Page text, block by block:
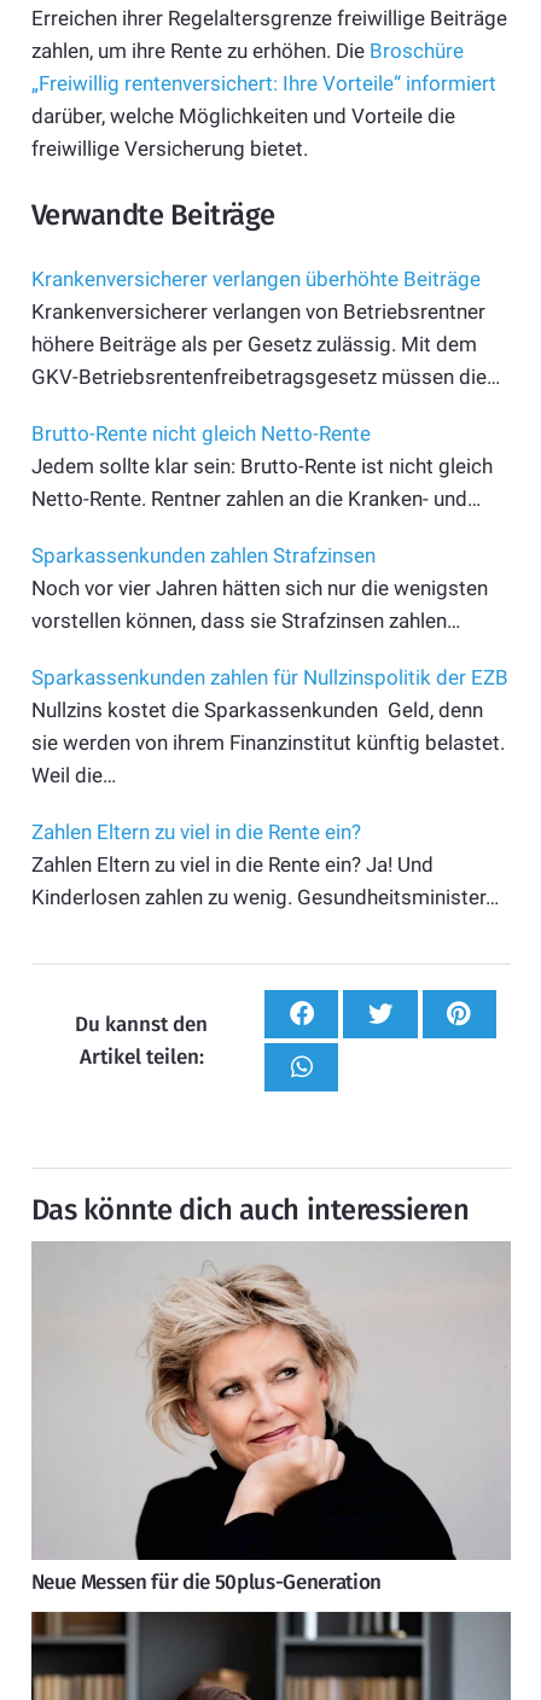
Erreichen ihrer Regelaltersgrenze freiwillige Beiträge
zahlen, um ihre Rente zu erhöhen. Die Broschüre
„Freiwillig rentenversichert: Ihre Vorteile“ informiert
darüber, welche Möglichkeiten und Vorteile die
freiwillige Versicherung bietet.
Verwandte Beiträge
Krankenversicherer verlangen überhöhte Beiträge
Krankenversicherer verlangen von Betriebsrentner
höhere Beiträge als per Gesetz zulässig. Mit dem
GKV-Betriebsrentenfreibetragsgesetz müssen die…
Brutto-Rente nicht gleich Netto-Rente
Jedem sollte klar sein: Brutto-Rente ist nicht gleich
Netto-Rente. Rentner zahlen an die Kranken- und…
Sparkassenkunden zahlen Strafzinsen
Noch vor vier Jahren hätten sich nur die wenigsten
vorstellen können, dass sie Strafzinsen zahlen…
Sparkassenkunden zahlen für Nullzinspolitik der EZB
Nullzins kostet die Sparkassenkunden Geld, denn
sie werden von ihrem Finanzinstitut künftig belastet.
Weil die…
Zahlen Eltern zu viel in die Rente ein?
Zahlen Eltern zu viel in die Rente ein? Ja! Und
Kinderlosen zahlen zu wenig. Gesundheitsminister…
Du kannst den
Artikel teilen:
Das könnte dich auch interessieren
Neue Messen für die 50plus-Generation